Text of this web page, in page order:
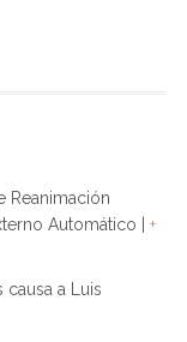
Reanimación
Automático | +
causa a Luis